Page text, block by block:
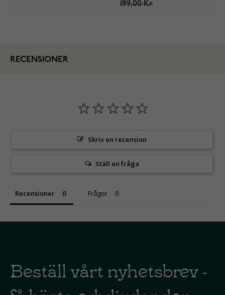
199,00 Kr
RECENSIONER
Skriv en recension
Ställ en fråga
Recensioner Frågor
Beställ vårt nyhetsbrev -